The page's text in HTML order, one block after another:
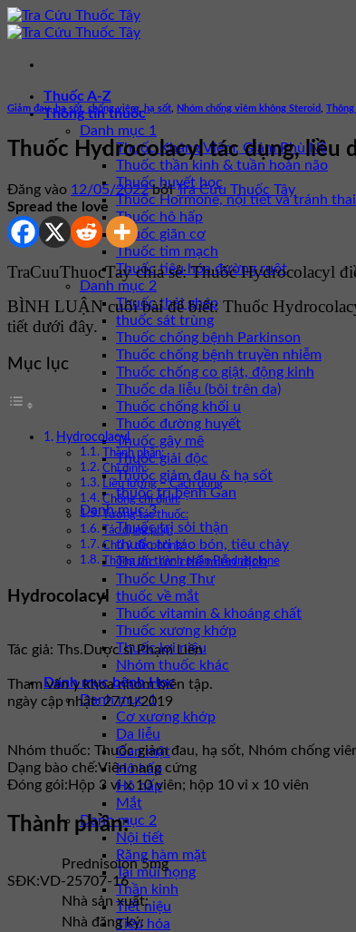
Bỏ
qua
dung
Thuốc A-Z
Thông tin thuốc
Danh mục 1
Thuốc Kháng Viêm, Giảm Phù Nề
Thuốc thần kinh & tuần hoàn não
Thuốc huyết học
Thuốc Hormone, nội tiết và tránh thai
Thuốc hô hấp
Thuốc giãn cơ
Thuốc tim mạch
Thuốc tiêu hóa đường ruột
Danh mục 2
Thuốc thải ghép
thuốc sát trùng
Thuốc chống bệnh Parkinson
Thuốc chống bệnh truyền nhiễm
Thuốc chống co giật, động kinh
Thuốc da liễu (bôi trên da)
Thuốc chống khối u
Thuốc đường huyết
Thuốc gây mê
Thuốc giải độc
Thuốc giảm đau & hạ sốt
thuốc trị bệnh Gan
Danh mục 3
Thuốc trị sỏi thận
thuốc trị táo bón, tiêu chảy
Thuốc ức chế miễn dịch
Thuốc Ung Thư
thuốc về mắt
Thuốc vitamin & khoáng chất
Thuốc xương khớp
Thuốc lợi niệu
Nhóm thuốc khác
Danh mục bệnh Học
Danh mục 1
Cơ xương khớp
Da liễu
Gan mật
Hô hấp
Hô hấp
Mắt
Danh mục 2
Nội tiết
Răng hàm mặt
Tai mũi họng
Thần kinh
Tiết niệu
Tiêu hóa
Giảm đau, hạ sốt, chống viêm, hạ sốt Nhóm chống viêm không Steroid
Thuốc Hydrocolacyl tác dụng, liều
Đăng vào 12/05/2022 bởiTra Cứu Thuốc Tây
Spread the love
TraCuuThuocTay chia sẻ: Thuốc Hydrocolacyl
BÌNH LUẬN cuối bài để biết: Thuốc
tiết dưới đây.
Mục lục
Hydrocolacyl
Thành phần:
Chỉ định:
Liều lượng – Cách dùng
Chống chỉ định:
Tương tác thuốc:
Tác dụng phụ:
Chú ý đề phòng:
Thông tin thành phần Prednisolone
Hydrocolacyl
Tác giả: Ths.Dược sĩ Phạm Liên
Tham vấn y khoa nhóm biên tập.
ngày cập nhật: 27/1/2019
Nhóm thuốc: Thuốc giảm đau, hạ sốt, Nhóm chống
Dạng bào chế:Viên nang cứng
Đóng gói: Hộp 3 vỉ x 10 viên; hộp 10 vỉ x 10 viên
Thành phần:
Prednisolon 5mg
SĐK:VD-25707-16
Nhà sản xuất:
Nhà đăng ký: